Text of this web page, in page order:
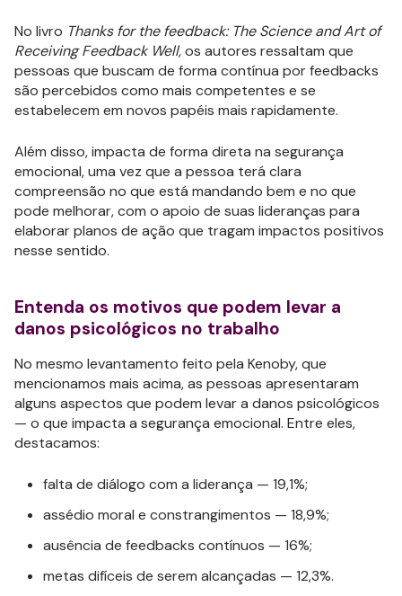
No livro Thanks for the feedback: The Science and Art of
Receiving Feedback Well,os autores ressaltam que
pessoas que buscam de forma contínua por feedbacks
são percebidos como mais competentes e se
estabelecem em novos papéis mais rapidamente.
Além disso, impacta de forma direta na segurança
emocional, uma vez que a pessoa terá clara
compreensão no que está mandando bem e no que
pode melhorar, com o apoio de suas lideranças para
elaborar planos de ação que tragam impactos positivos
nesse sentido.
Entenda os motivos que podem levar a
danos psicológicos no trabalho
No mesmo levantamento feito pela Kenoby, que
mencionamos mais acima, as pessoas apresentaram
alguns aspectos que podem levar a danos psicológicos
— o que impacta a segurança emocional. Entre eles,
destacamos:
falta de diálogo com a liderança — 19,1%;
assédio moral e constrangimentos — 18,9%;
ausência de feedbacks contínuos — 16%;
metas difíceis de serem alcançadas — 12,3%.